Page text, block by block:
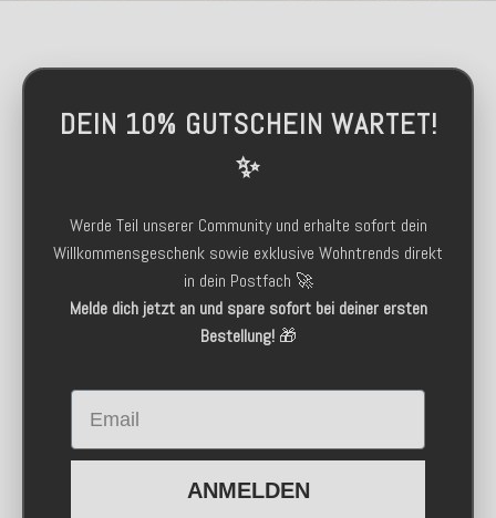
DEIN 10% GUTSCHEIN WARTET!
✨
Werde Teil unserer Community und erhalte sofort dein
Willkommensgeschenk sowie exklusive Wohntrends direkt
in dein Postfach 🚀
Melde dich jetzt an und spare sofort bei deiner ersten
Bestellung!🎁
Email
ANMELDEN